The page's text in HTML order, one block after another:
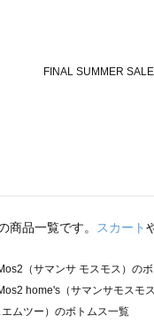
商品一覧です。 スカート
（サマンサ モスモス）の
home's（サマンサモスモ
ムツー）のボトムス一覧